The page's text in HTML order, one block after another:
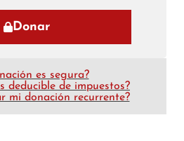
Donar
es segura?
deducible de impuestos?
mi donación recurrente?